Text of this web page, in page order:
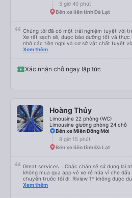
5 giờ 40 phút
Bến xe liên tỉnh Đà Lạt
Chúng tôi đã có một trải nghiệm tuyệt vời
Xe rất sạch sẽ, được bảo dưỡng tốt và thực
nhờ các tiện nghi và cơ sở vật chất tuyệt
thoải mái và ngăn nắp. Nhân viên và tài xế
đối với tôi và gia đình. Chúng tôi rất vui và
giới thiệu! 💛 Về ứng dụng, nó rất dễ sử
tiện lợi khi đặt chuyến đi của chúng tôi. Mọi
Xem thêm
Xác nhận chỗ ngay lập tức
Hoàng Thủy
Limousine 22 phòng (WC)
Limousine giường phòng 24 chỗ
Bến xe Miền Đông Mới
8 giờ 15 phút
Bến xe liên tỉnh Đà Lạt
Great services .. Chắc chắn sẽ sử dụng lại
không mua qua app vé xe rẻ nữa vì che
chuyến trước tôi đi. Riview 1* không được
lý với khách hàng” trong khi tôi là khách
Xem thêm